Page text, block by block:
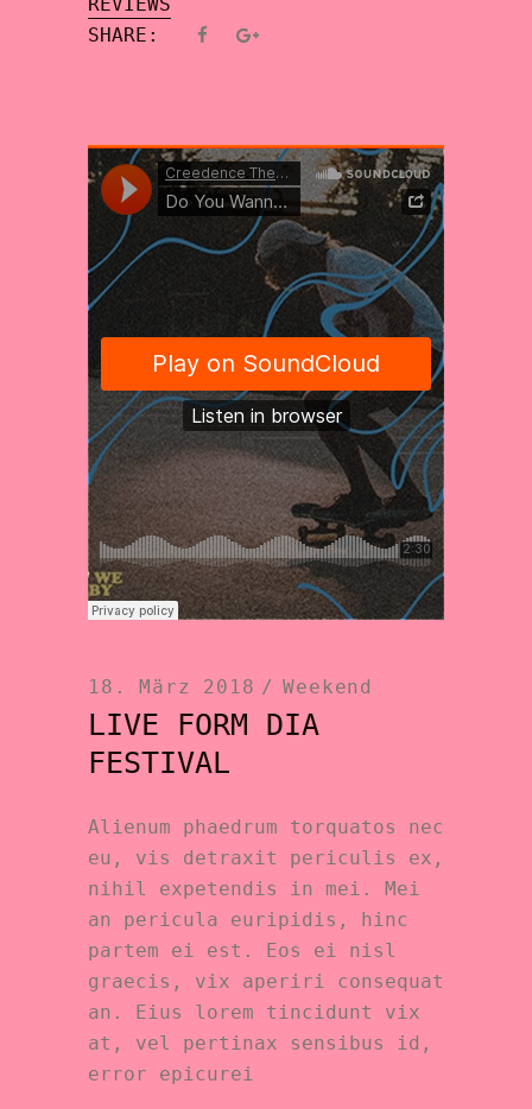
SHARE:
18. März 2018 Weekend
LIVE FORM DIA
FESTIVAL
Alienum phaedrum torquatos nec
eu, vis detraxit periculis ex,
nihil expetendis in mei. Mei
an pericula euripidis, hinc
partem ei est. Eos ei nisl
graecis, vix aperiri consequat
an. Eius lorem tincidunt vix
at, vel pertinax sensibus id,
error epicurei